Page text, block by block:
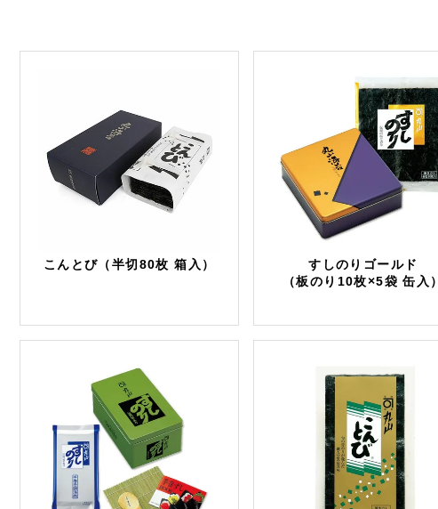
こんとび（半切80枚 箱入）
すしのりゴールド
（板のり10枚×5袋 缶入）